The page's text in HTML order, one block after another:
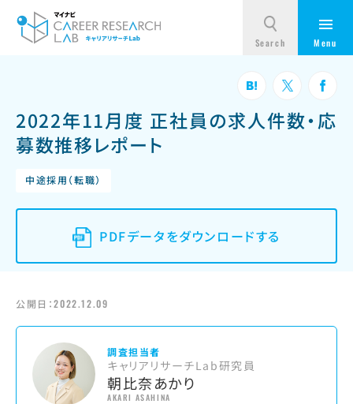
2022年11月度 正社員の求人件数・応
募数推移レポート
中途採用（転職）
PDFデータをダウンロードする
公開日：2022.12.09
調査担当者
キャリアリサーチLab研究員
朝比奈あかり
AKARI ASAHINA